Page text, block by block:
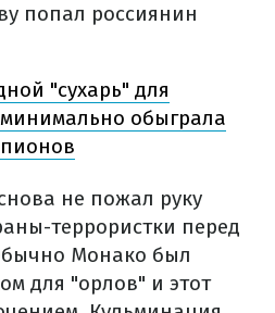
попал россиянин
"сухарь" для
обыграла
не пожал руку
террористки перед
Монако был
для "орлов" и этот